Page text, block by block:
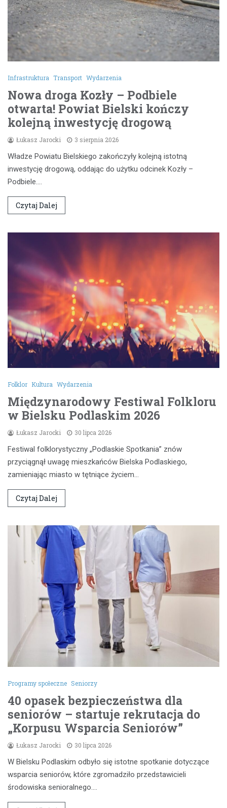
Infrastruktura Transport Wydarzenia
Nowa droga Kozły – Podbiele
otwarta! Powiat Bielski kończy
kolejną inwestycję drogową
Łukasz Jarocki 3 sierpnia 2026
Władze Powiatu Bielskiego zakończyły kolejną istotną
inwestycję drogową, oddając do użytku odcinek Kozły –
Podbiele.…
Czytaj Dalej
Folklor Kultura Wydarzenia
Międzynarodowy Festiwal Folkloru
w Bielsku Podlaskim 2026
Łukasz Jarocki 30 lipca 2026
Festiwal folklorystyczny „Podlaskie Spotkania” znów
przyciągnął uwagę mieszkańców Bielska Podlaskiego,
zamieniając miasto w tętniące życiem…
Czytaj Dalej
Programy społeczne Seniorzy
40 opasek bezpieczeństwa dla
seniorów – startuje rekrutacja do
„Korpusu Wsparcia Seniorów”
Łukasz Jarocki 30 lipca 2026
W Bielsku Podlaskim odbyło się istotne spotkanie dotyczące
wsparcia seniorów, które zgromadziło przedstawicieli
środowiska senioralnego.…